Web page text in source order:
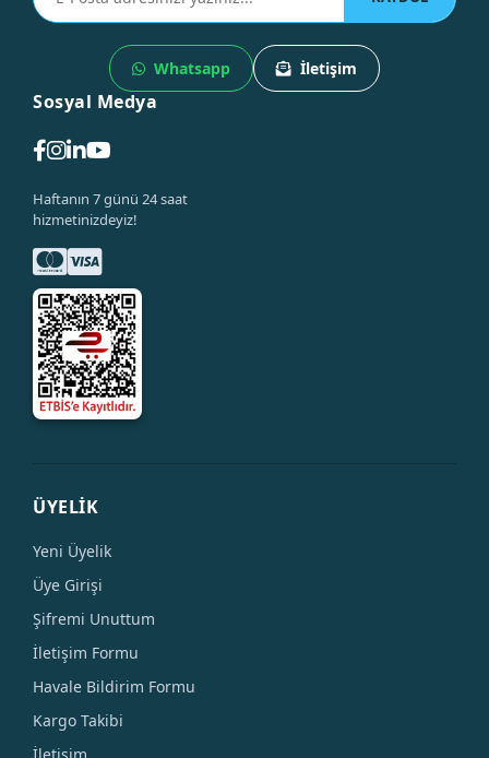
Whatsapp İletişim
Sosyal Medya
Haftanın 7 günü 24 saat
hizmetinizdeyiz!
ÜYELİK
Yeni Üyelik
Üye Girişi
Şifremi Unuttum
İletişim Formu
Havale Bildirim Formu
Kargo Takibi